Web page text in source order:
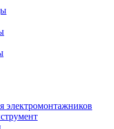
электромонтажников